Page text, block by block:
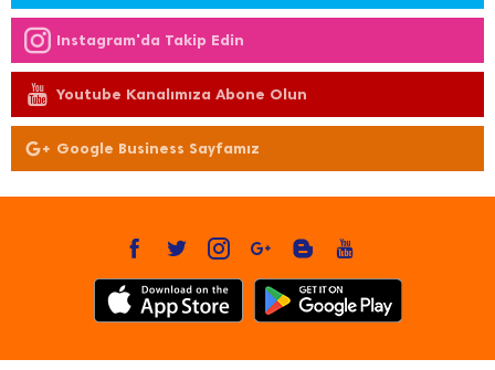
Instagram'da Takip Edin
Youtube Kanalımıza Abone Olun
Google Business Sayfamız